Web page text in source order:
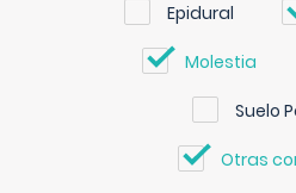
Epidural
Molestia
Suelo
Otras